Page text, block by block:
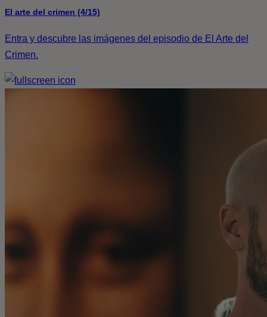
El arte del crimen (4/15)
Entra y descubre las imágenes del episodio de El Arte del
Crimen.